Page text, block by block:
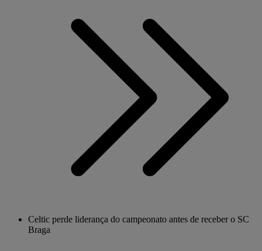
Celtic perde liderança do campeonato antes de receber o SC
Braga